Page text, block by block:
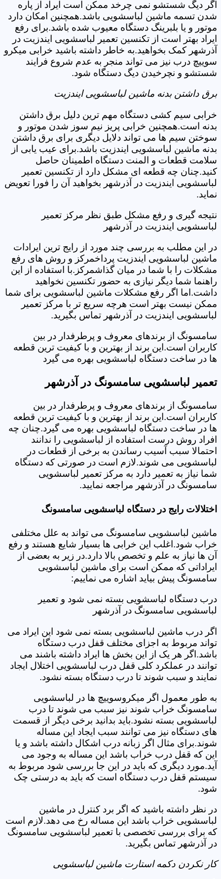
اگر دیگ شستشو نمی چرخد ممکن است ایراد از پاره
شدن تسمه ماشین لباسشویی باشد.همچنین امکان دارد
موتور و یا بلبرینگ دستگاه معیوب شده باشد.برای رفع
ایراد بهتر است از تکنسین تعمیر لباسشویی ایندزیت در
آذرشهر کمک بخواهید.به خاطر داشته باشید خرابی میکرو
سوییچ درب نیز می تواند منجر به عدم شروع فرایند
شستشو و نچرخیدن دیگ دستگاه شود.
برق داشتن بدنه ماشین لباسشویی ایندزیت
خرابی سیم کشی دستگاه مهم ترین دلیل برق داشتن
بدنه است.همچنین خرابی پریز نیم سوز شدن موتور و
سوختن سیم ها می تواند دلایل دیگری برای برق داشتن
بدنه ماشین لباسشویی ایندزیت باشد.برای عیب یابی از
سلامت قطعات و المنت دستگاه اطمینان حاصل
کنید.چنان چه قطعه ای مشکل دارد از تکنسین تعمیر
لباسشویی ایندزیت در آذرشهر بخواهید آن را فورا تعویض
نماید.
نتیجه گیری و رفع مشکل طبق نظر مرکز تعمیر
لباسشویی ایندزیت در آذرشهر
در این مطلب به بررسی چند مورد از رایج ترین ایرادات
ماشین لباسشویی ایندزیت پرداخمرکز و روش های رفع
مشکلات را با شما در میان گذاشمرکز.با استفاده از این
راهنما شما دیگر نیازی به حضور تکنسین نخواهید
داشت.اما اگر رفع مشکلات ماشین لباسشویی برای شما
ممکن نیست بهتر است هرچه سریع تر با مرکز تعمیر
لباسشویی ایندزیت در آذرشهر تماس بگیرید.
سامسونگ از برندهای معروف و پرطرفدار در بین
کاربران است.این برند از بهترین و با کیفیت ترین قطعه
ها در ساخت دستگاه لباسشویی بهره می گیرد
تعمیر لباسشویی سامسونگ در آذرشهر
سامسونگ از برندهای معروف و پرطرفدار در بین
کاربران است.این برند از بهترین و با کیفیت ترین قطعه
ها در ساخت دستگاه لباسشویی بهره می گیرد.چنان چه
افراد روش درست استفاده از لباسشویی را ندانند
احتمالا سبب آسیب رساندن به برخی از قطعات در
لباسشویی می شوند.لازم است در صورتی که دستگاه
شما نیاز به تعمیر دارد به مرکز تعمیر لباسشویی
سامسونگ در آذرشهر مراجعه نمایید.
اختلالات رایج در دستگاه لباسشویی سامسونگ
ماشین لباسشویی سامسونگ می تواند به علل مختلفی
خراب شود.اغلب این خرابی ها بسیار شایع هستند و رفع
آن ها نیاز به علم و تخصص بالا دارد.در زیر به بعضی از
ایراداتی که ممکن است برای ماشین لباسشویی
سامسونگ پیش بیاید اشاره می نماییم:
درب دستگاه لباسشویی بسته نمی شود و تعمیر
لباسشویی سامسونگ در آذرشهر
اگر درب ماشین لباسشویی بسته نمی شود این ایراد می
تواند مربوط به اجزای مختلف قفل درب دستگاه
باشد.اگر هر یک از این بخش ها ایراد داشته باشند می
توانند در عملکرد کلی قفل درب لباسشویی اختلال ایجاد
نمایند و سبب شوند تا درب دستگاه بسته نشود.
به طور معمول اگر میکروسوییچ ها در لباسشویی
سامسونگ خراب شوند نیز سبب می شوند تا درب
لباسشویی بسته نشود.باید بدانید برخی دیگر از قسمت
های دستگاه نیز می توانند سبب ایجاد این مساله
شوند.برای مثال اگر زبانه درب اشکال داشته باشد و یا
این که قفل درب خراب باشد این مساله به وجود می
آید.مورد دیگری که باید در این جا بررسی شود مربوط به
سیستم قفل درب دستگاه است که باید به درستی چک
شود.
در نظر داشته باشید که اگر برد کنترل در ماشین
لباسشویی خراب باشد این مساله رخ می دهد.لازم است
که برای بررسی تخصصی با تعمیر لباسشویی سامسونگ
در آذرشهر تماس بگیرید.
کار نکردن دکمه استارت ماشین لباسشویی